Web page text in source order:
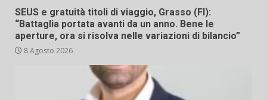
SEUS e gratuità titoli di viaggio, Grasso (FI):
“Battaglia portata avanti da un anno. Bene le
aperture, ora si risolva nelle variazioni di bilancio”
8 Agosto 2026